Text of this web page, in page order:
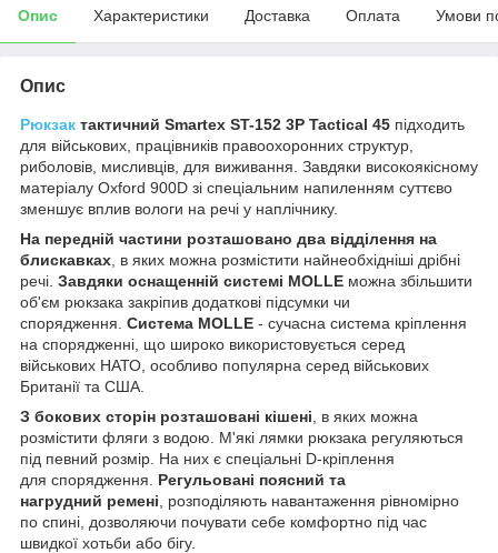
Опис Характеристики Доставка Оплата Умови
Опис
Рюкзак тактичний Smartex ST-152 3P Tactical 45 підходить
для військових, працівників правоохоронних структур,
риболовів, мисливців, для виживання. Завдяки високоякісному
матеріалу Oxford 900D зі спеціальним напиленням суттєво
зменшує вплив вологи на речі у наплічнику.
На передній частини розташовано два відділення на
блискавках , в яких можна розмістити найнеобхідніші дрібні
речі. Завдяки оснащенній системі MOLLE можна збільшити
об'єм рюкзака закріпив додаткові підсумки чи
спорядження. Система MOLLE - сучасна система кріплення
на спорядженні, що широко використовується серед
військових НАТО, особливо популярна серед військових
Британії та США.
З бокових сторін розташовані кішені , в яких можна
розмістити фляги з водою. М'які лямки рюкзака регуляються
під певний розмір. На них є спеціальні D-кріплення
для спорядження. Регульовані поясний та
нагрудний ремені , розподіляють навантаження рівномірно
по спині, дозволяючи почувати себе комфортно під час
швидкої хотьби або бігу.